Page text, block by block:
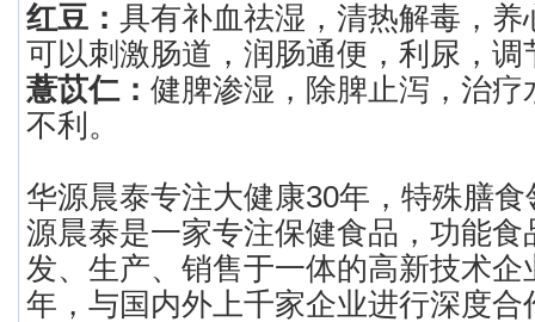
红豆： 具有补血祛湿，清热解毒，养
可以刺激肠道，润肠通便，利尿，调
薏苡仁： 健脾渗湿，除脾止泻，治疗
不利。
华源晨泰专注大健康30年，特殊膳
源晨泰是一家专注保健食品，功能食
发、生产、销售于一体的高新技术
年，与国内外上千家企业进行深度合